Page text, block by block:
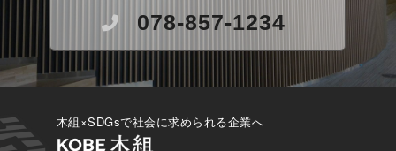
078-857-1234
木組×SDGsで社会に求められる企業へ